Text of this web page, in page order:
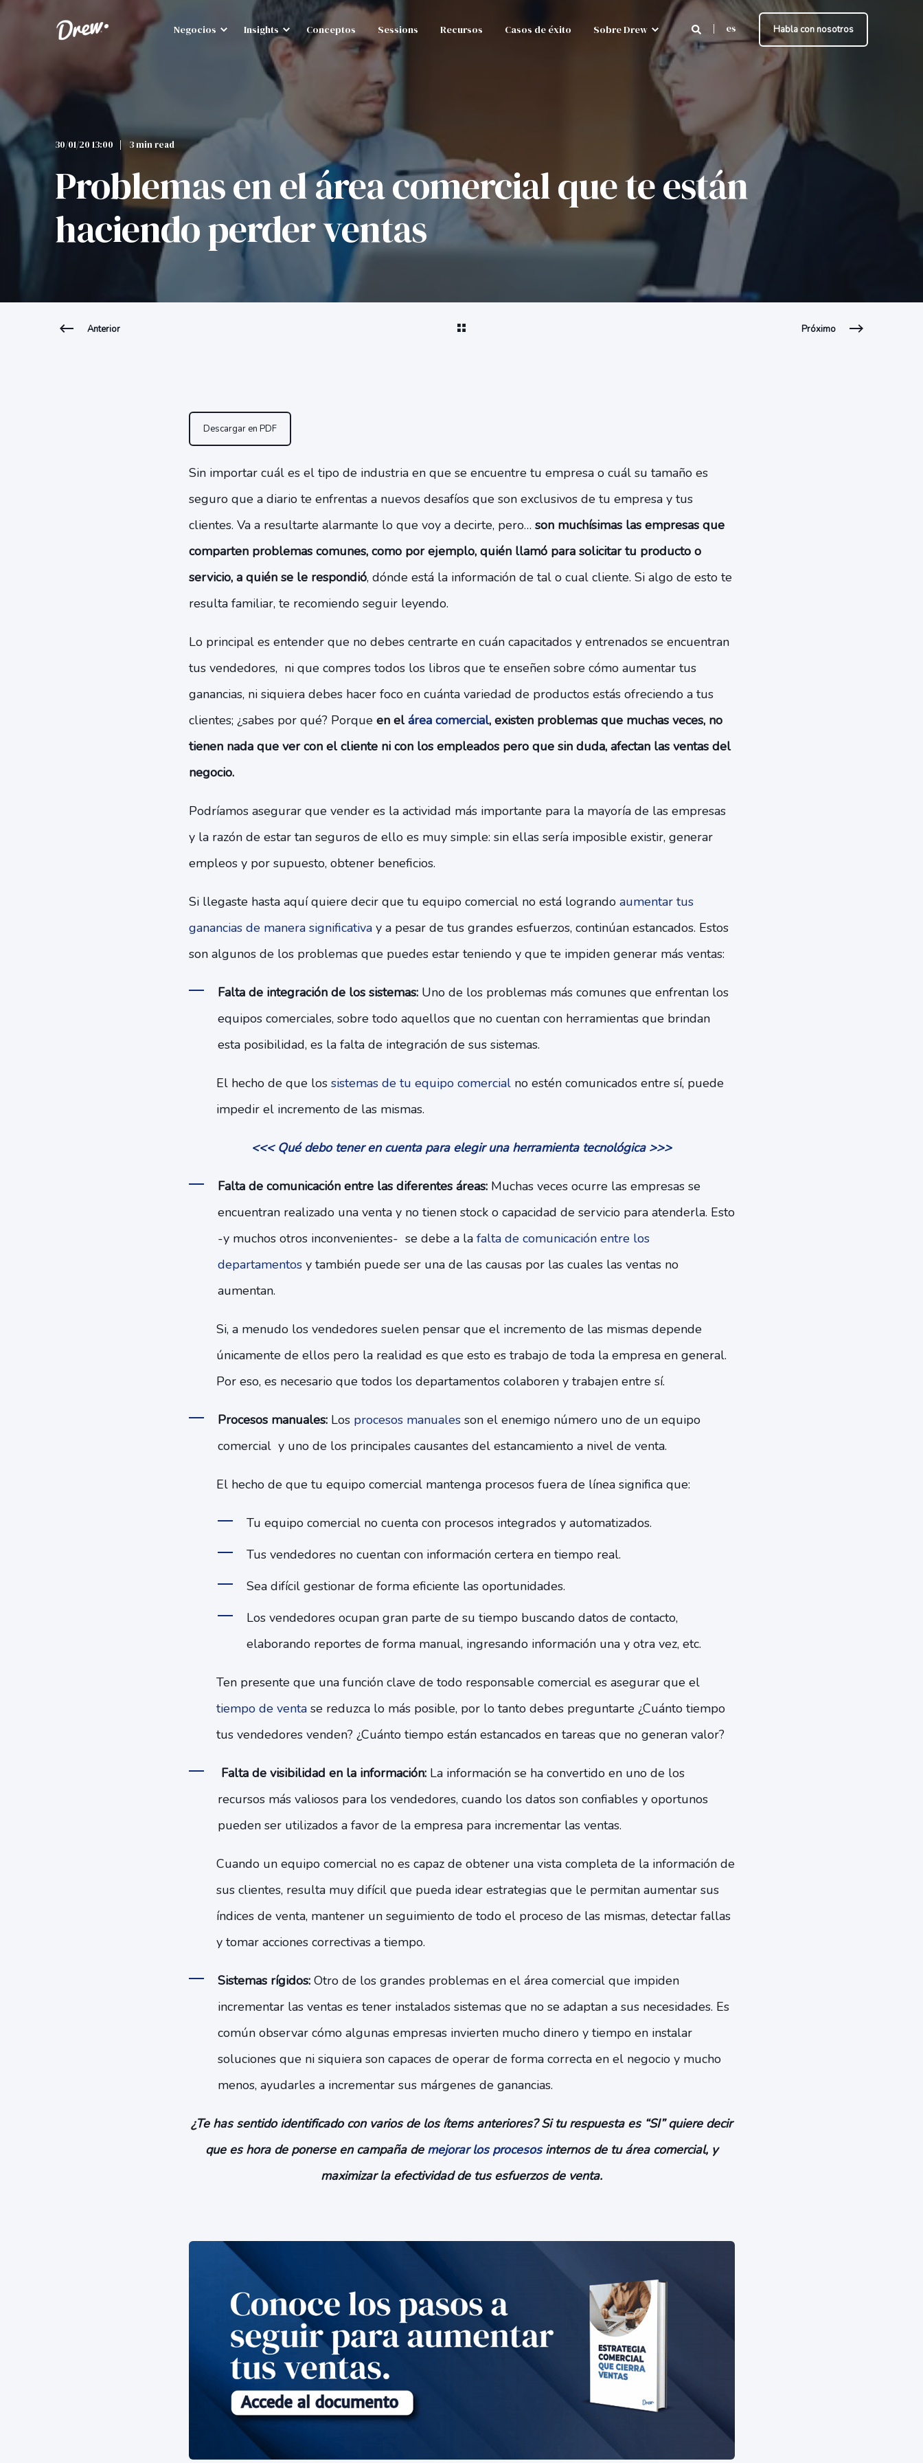
Negocios Insights Conceptos Sessions Recursos Casos de éxito Sobre Drew es Habla con nosotros
30/01/20 13:00 3 min read
Problemas en el área comercial que te están
haciendo perder ventas
Anterior Próximo
Descargar en PDF
Sin importar cuál es el tipo de industria en que se encuentre tu empresa o cuál su tamaño es
seguro que a diario te enfrentas a nuevos desafíos que son exclusivos de tu empresa y tus
clientes. Va a resultarte alarmante lo que voy a decirte, pero… son muchísimas las empresas que
comparten problemas comunes, como por ejemplo, quién llamó para solicitar tu producto o
servicio, a quién se le respondió, dónde está la información de tal o cual cliente. Si algo de esto te
resulta familiar, te recomiendo seguir leyendo.
Lo principal es entender que no debes centrarte en cuán capacitados y entrenados se encuentran
tus vendedores, ni que compres todos los libros que te enseñen sobre cómo aumentar tus
ganancias, ni siquiera debes hacer foco en cuánta variedad de productos estás ofreciendo a tus
clientes; ¿sabes por qué? Porque en elárea comercial, existen problemas que muchas veces, no
tienen nada que ver con el cliente ni con los empleados pero que sin duda, afectan las ventas del
negocio.
Podríamos asegurar que vender es la actividad más importante para la mayoría de las empresas
y la razón de estar tan seguros de ello es muy simple: sin ellas sería imposible existir, generar
empleos y por supuesto, obtener beneficios.
Si llegaste hasta aquí quiere decir que tu equipo comercial no está logrando aumentar tus
ganancias de manera significativay a pesar de tus grandes esfuerzos, continúan estancados. Estos
son algunos de los problemas que puedes estar teniendo y que te impiden generar más ventas:
Falta de integración de los sistemas: Uno de los problemas más comunes que enfrentan los
equipos comerciales, sobre todo aquellos que no cuentan con herramientas que brindan
esta posibilidad, es la falta de integración de sus sistemas.
El hecho de que los sistemas de tu equipo comercialno estén comunicados entre sí, puede
impedir el incremento de las mismas.
<<< Qué debo tener en cuenta para elegir una herramienta tecnológica >>>
Falta de comunicación entre las diferentes áreas: Muchas veces ocurre las empresas se
encuentran realizado una venta y no tienen stock o capacidad de servicio para atenderla. Esto
-y muchos otros inconvenientes- se debe a la falta de comunicación entre los
departamentosy también puede ser una de las causas por las cuales las ventas no
aumentan.
Si, a menudo los vendedores suelen pensar que el incremento de las mismas depende
únicamente de ellos pero la realidad es que esto es trabajo de toda la empresa en general.
Por eso, es necesario que todos los departamentos colaboren y trabajen entre sí.
Procesos manuales: Los procesos manualesson el enemigo número uno de un equipo
comercial y uno de los principales causantes del estancamiento a nivel de venta.
El hecho de que tu equipo comercial mantenga procesos fuera de línea significa que:
Tu equipo comercial no cuenta con procesos integrados y automatizados.
Tus vendedores no cuentan con información certera en tiempo real.
Sea difícil gestionar de forma eficiente las oportunidades.
Los vendedores ocupan gran parte de su tiempo buscando datos de contacto,
elaborando reportes de forma manual, ingresando información una y otra vez, etc.
Ten presente que una función clave de todo responsable comercial es asegurar que el
tiempo de ventase reduzca lo más posible, por lo tanto debes preguntarte ¿Cuánto tiempo
tus vendedores venden? ¿Cuánto tiempo están estancados en tareas que no generan valor?
Falta de visibilidad en la información: La información se ha convertido en uno de los
recursos más valiosos para los vendedores, cuando los datos son confiables y oportunos
pueden ser utilizados a favor de la empresa para incrementar las ventas.
Cuando un equipo comercial no es capaz de obtener una vista completa de la información de
sus clientes, resulta muy difícil que pueda idear estrategias que le permitan aumentar sus
índices de venta, mantener un seguimiento de todo el proceso de las mismas, detectar fallas
y tomar acciones correctivas a tiempo.
Sistemas rígidos: Otro de los grandes problemas en el área comercial que impiden
incrementar las ventas es tener instalados sistemas que no se adaptan a sus necesidades. Es
común observar cómo algunas empresas invierten mucho dinero y tiempo en instalar
soluciones que ni siquiera son capaces de operar de forma correcta en el negocio y mucho
menos, ayudarles a incrementar sus márgenes de ganancias.
¿Te has sentido identificado con varios de los ítems anteriores? Si tu respuesta es “SI” quiere decir
que es hora de ponerse en campaña de mejorar los procesosinternos de tu área comercial, y
maximizar la efectividad de tus esfuerzos de venta.